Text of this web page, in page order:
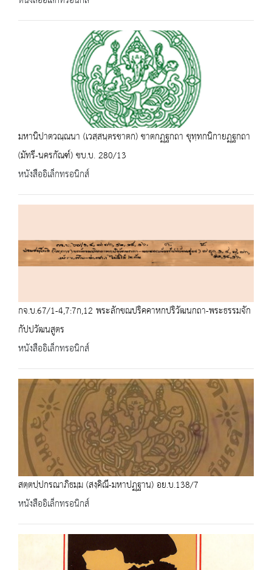
มหานิปาตวณฺณนา (เวสฺสนฺตรชาตก) ชาตกฏฺฐกถา ขุทฺทกนิกายฏฺฐกถา
(มัทรี-นครกัณฑ์) ชบ.บ. 280/13
หนังสืออิเล็กทรอนิกส์
กจ.บ.67/1-4,7:7ก,12 พระลักขณปริคคาหกปริวัฒนกถา-พระธรรมจัก
กัปปวัฒนสูตร
หนังสืออิเล็กทรอนิกส์
สตฺตปฺปกรณาภิธมฺม (สงฺคิณี-มหาปฏฺฐาน) อย.บ.138/7
หนังสืออิเล็กทรอนิกส์